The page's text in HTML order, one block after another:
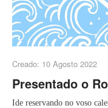
Creado: 10 Agosto 2022
Presentado o
Ide reservando no voso